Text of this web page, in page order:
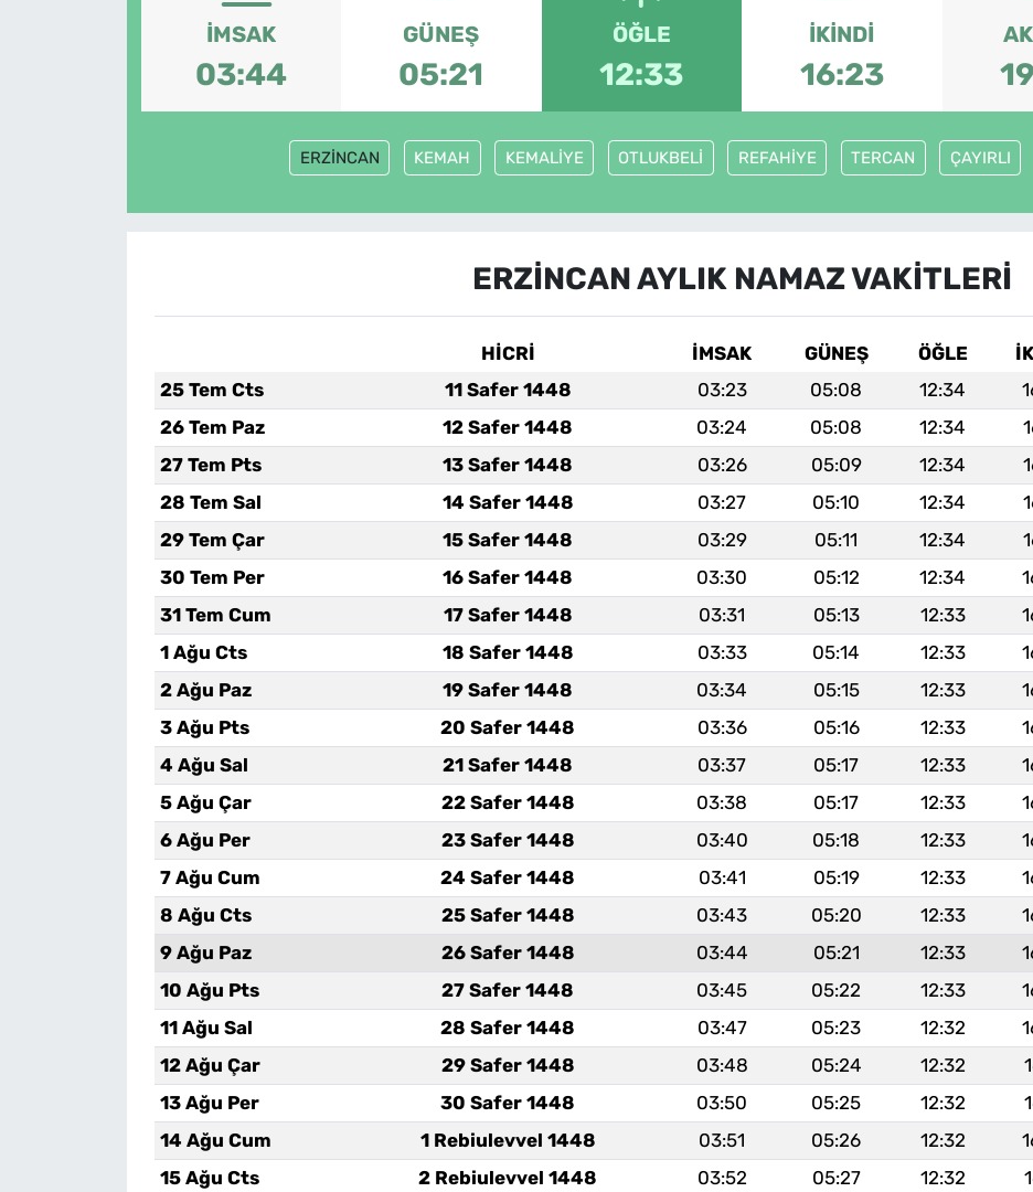
İMSAK
03:44
GÜNEŞ
05:21
ÖĞLE
12:33
İKINDI
16:23
ERZİNCAN KEMAH KEMALİYE OTLUKBELİ REFAHİYE TERCAN ÇAYIRLI
ERZİNCAN AYLIK NAMAZ VAKITLERI
HİCRİ İMSAK GÜNEŞ ÖĞLE
25 Tem Cts
11 Safer 1448 03:23 05:08 12:34
26 Tem Paz
12 Safer 1448 03:24 05:08 12:34
27 Tem Pts
13 Safer 1448 03:26 05:09 12:34
28 Tem Sal
14 Safer 1448 03:27 05:10 12:34
29 Tem Çar
15 Safer 1448 03:29 05:11 12:34
30 Tem Per
16 Safer 1448 03:30 05:12 12:34
31 Tem Cum
17 Safer 1448 03:31 05:13 12:33
1 Ağu Cts
18 Safer 1448 03:33 05:14 12:33
2 Ağu Paz
19 Safer 1448 03:34 05:15 12:33
3 Ağu Pts
20 Safer 1448 03:36 05:16 12:33
4 Ağu Sal
21 Safer 1448 03:37 05:17 12:33
5 Ağu Çar
22 Safer 1448 03:38 05:17 12:33
6 Ağu Per
23 Safer 1448 03:40 05:18 12:33
7 Ağu Cum
24 Safer 1448 03:41 05:19 12:33
8 Ağu Cts
25 Safer 1448 03:43 05:20 12:33
9 Ağu Paz
26 Safer 1448 03:44 05:21 12:33
10 Ağu Pts
27 Safer 1448 03:45 05:22 12:33
11 Ağu Sal
28 Safer 1448 03:47 05:23 12:32
12 Ağu Çar
29 Safer 1448 03:48 05:24 12:32
13 Ağu Per
30 Safer 1448 03:50 05:25 12:32
14 Ağu Cum
1 Rebiulevvel 1448 03:51 05:26 12:32
15 Ağu Cts
2 Rebiulevvel 1448 03:52 05:27 12:32